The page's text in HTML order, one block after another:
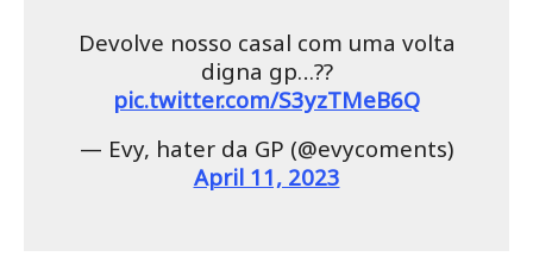
Devolve nosso casal com uma volta
digna gp…?‍?
pic.twitter.com/S3yzTMeB6Q
— Evy, hater da GP (@evycoments)
April 11, 2023